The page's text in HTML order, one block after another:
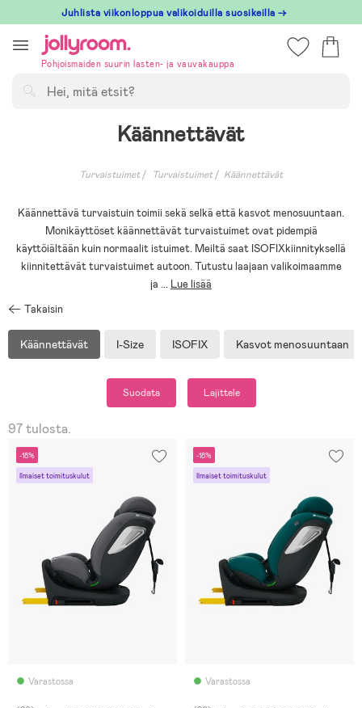
till
innehållet
Juhlista viikonloppua valikoiduilla suosikeilla →
Pohjoismaiden suurin lasten- ja vauvakauppa
Käännettävät
Turvaistuimet Turvaistuimet Käännettävät
Käännettävä turvaistuin toimii sekä selkä että kasvot menosuuntaan.
Monikäyttöset käännettävät turvaistuimet ovat pidempiä
käyttöiältään kuin normaalit istuimet. Meiltä saat ISOFIXkiinnityksellä
kiinnitettävät turvaistuimet autoon. Tutustu laajaan valikoimaamme
ja ... Lue lisää
Takaisin
Käännettävät I-Size ISOFIX Kasvot menosuuntaan
Suodata Lajittele
97 tulosta.
-18%
Ilmaiset toimituskulut
Varastossa
-18%
Ilmaiset toimituskulut
Varastossa